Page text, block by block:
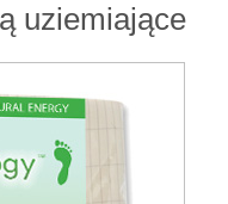
uziemiające